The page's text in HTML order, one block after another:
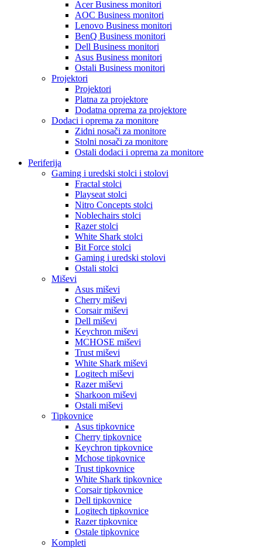
Acer Business monitori
AOC Business monitori
Lenovo Business monitori
BenQ Business monitori
Dell Business monitori
Asus Business monitori
Ostali Business monitori
Projektori
Projektori
Platna za projektore
Dodatna oprema za projektore
Dodaci i oprema za monitore
Zidni nosači za monitore
Stolni nosači za monitore
Ostali dodaci i oprema za monitore
Periferija
Gaming i uredski stolci i stolovi
Fractal stolci
Playseat stolci
Nitro Concepts stolci
Noblechairs stolci
Razer stolci
White Shark stolci
Bit Force stolci
Gaming i uredski stolovi
Ostali stolci
Miševi
Asus miševi
Cherry miševi
Corsair miševi
Dell miševi
Keychron miševi
MCHOSE miševi
Trust miševi
White Shark miševi
Logitech miševi
Razer miševi
Sharkoon miševi
Ostali miševi
Tipkovnice
Asus tipkovnice
Cherry tipkovnice
Keychron tipkovnice
Mchose tipkovnice
Trust tipkovnice
White Shark tipkovnice
Corsair tipkovnice
Dell tipkovnice
Logitech tipkovnice
Razer tipkovnice
Ostale tipkovnice
Kompleti